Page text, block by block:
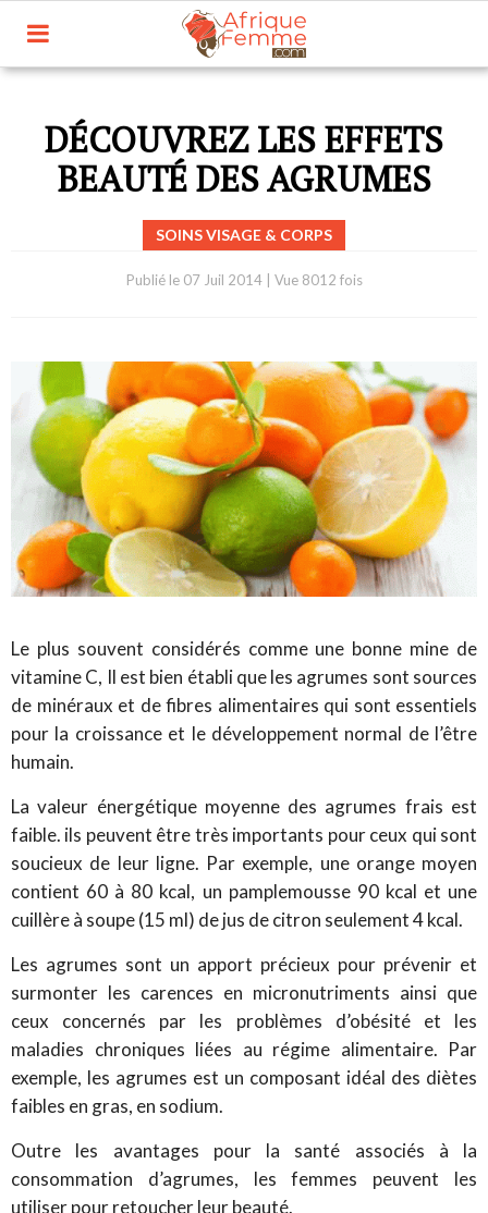
DÉCOUVREZ LES EFFETS
BEAUTÉ DES AGRUMES
SOINS VISAGE & CORPS
Publié le 07 Juil 2014| Vue 8012 fois
Le plus souvent considérés comme une bonne mine de
vitamine C, Il est bien établi que les agrumes sont sources
de minéraux et de fibres alimentaires qui sont essentiels
pour la croissance et le développement normal de l’être
humain.
La valeur énergétique moyenne des agrumes frais est
faible. ils peuvent être très importants pour ceux qui sont
soucieux de leur ligne. Par exemple, une orange moyen
contient 60 à 80 kcal, un pamplemousse 90 kcal et une
cuillère à soupe (15 ml) de jus de citron seulement 4 kcal.
Les agrumes sont un apport précieux pour prévenir et
surmonter les carences en micronutriments ainsi que
ceux concernés par les problèmes d’obésité et les
maladies chroniques liées au régime alimentaire. Par
exemple, les agrumes est un composant idéal des diètes
faibles en gras, en sodium.
Outre les avantages pour la santé associés à la
consommation d’agrumes, les femmes peuvent les
utiliser pour retoucher leur beauté.